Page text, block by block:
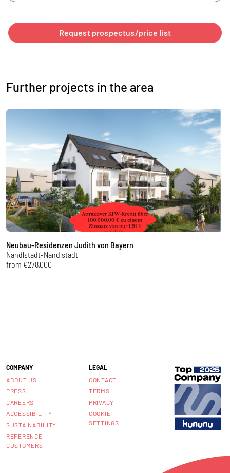
Request prospectus/price list
Further projects in the area
Neubau-Residenzen Judith von Bayern
Nandlstadt-Nandlstadt
from €278,000
COMPANY
ABOUT US
PRESS
CAREERS
ACCESSIBILITY
SUSTAINABILITY
REFERENCE
CUSTOMERS
LEGAL
CONTACT
TERMS
PRIVACY
COOKIE
SETTINGS